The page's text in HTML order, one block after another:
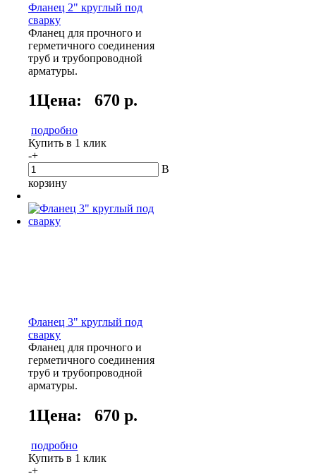
Фланец 2" круглый под
сварку
Фланец для прочного и
герметичного соединения
труб и трубопроводной
арматуры.
1Цена: 670 р.
подробно
Купить в 1 клик
-+
В
корзину
Фланец 3" круглый под
сварку
Фланец для прочного и
герметичного соединения
труб и трубопроводной
арматуры.
1Цена: 670 р.
подробно
Купить в 1 клик
-+